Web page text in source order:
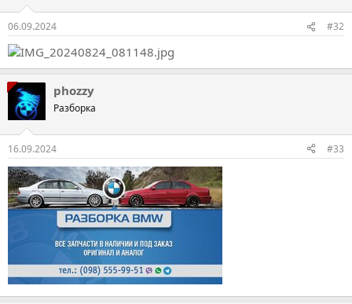
06.09.2024 #32
phozzy
Разборка
16.09.2024 #33